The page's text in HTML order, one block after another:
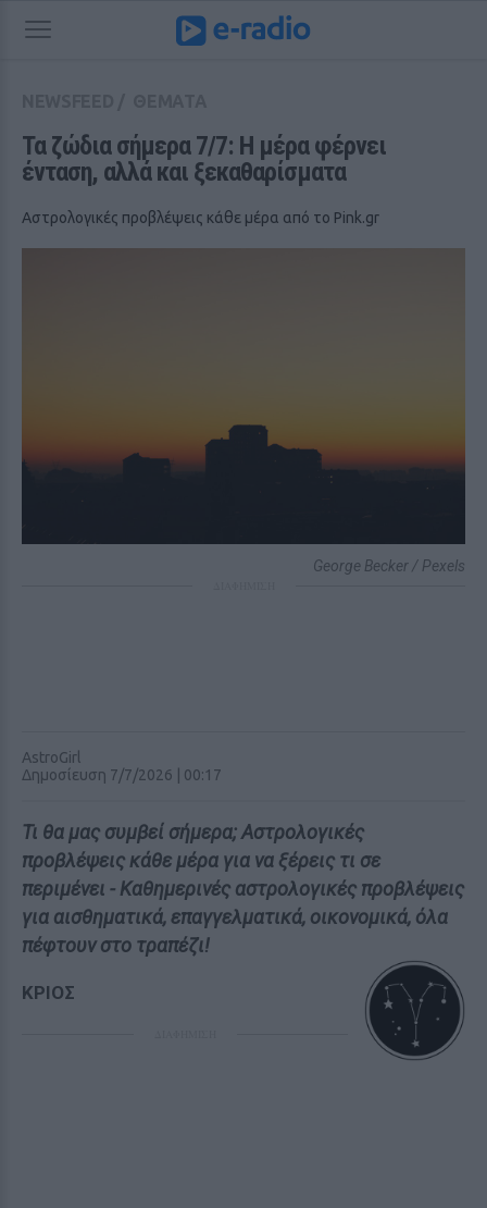
Τα ζώδια σήμερα 7/7: Η μέρα φέρνει
ένταση, αλλά και ξεκαθαρίσματα
Αστρολογικές προβλέψεις κάθε μέρα από το Pink.gr
George Becker / Pexels
AstroGirl
Δημοσίευση 7/7/2026 | 00:17
Τι θα μας συμβεί σήμερα; Αστρολογικές
προβλέψεις κάθε μέρα για να ξέρεις τι σε
περιμένει - Καθημερινές αστρολογικές προβλέψεις
για αισθηματικά, επαγγελματικά, οικονομικά, όλα
πέφτουν στο τραπέζι!
ΚΡΙΟΣ